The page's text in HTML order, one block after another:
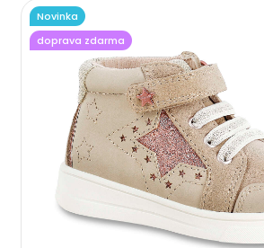
Novinka
doprava zdarma